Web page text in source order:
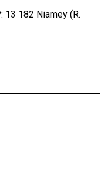
13 182 Niamey (R.